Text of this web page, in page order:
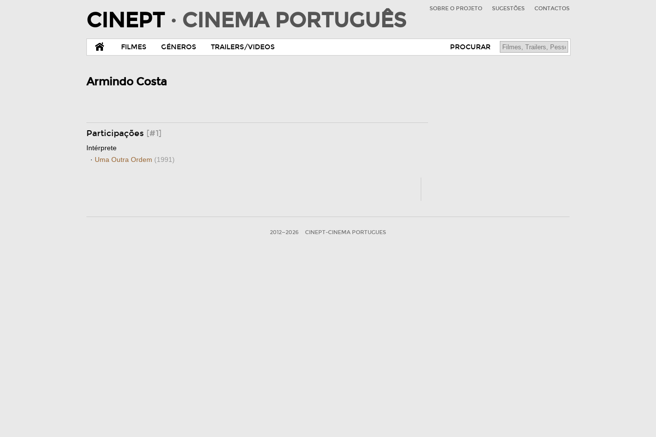
CINEPT · CINEMA PORTUGUÊS SOBRE O PROJETO SUGESTÕES CONTACTOS
FILMES GÉNEROS TRAILERS/VIDEOS PROCURAR
Armindo Costa
Participações [#1]
Intérprete
· Uma Outra Ordem (1991)
2012—2026 CINEPT-CINEMA PORTUGUES